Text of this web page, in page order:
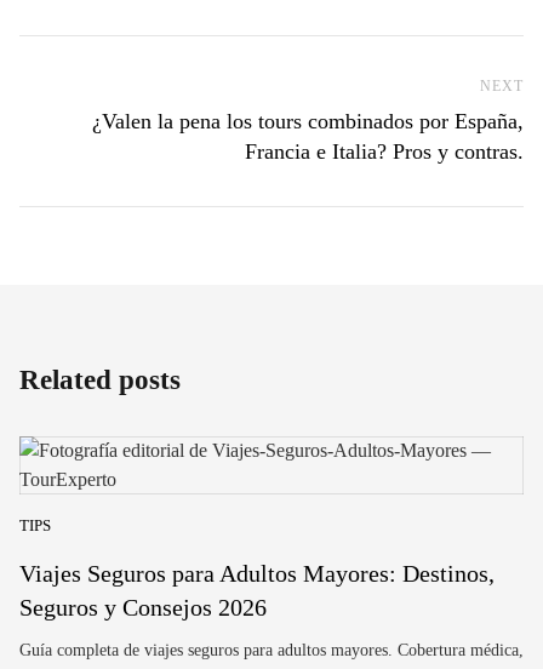
NEXT
¿Valen la pena los tours combinados por España,
Francia e Italia? Pros y contras.
Related posts
TIPS
Viajes Seguros para Adultos Mayores: Destinos,
Seguros y Consejos 2026
Guía completa de viajes seguros para adultos mayores. Cobertura médica,